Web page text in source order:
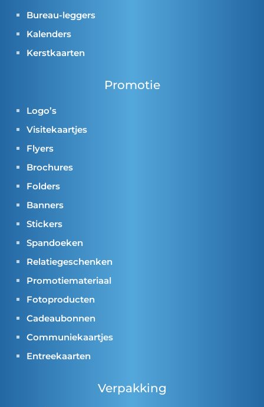
Bureau-leggers
Kalenders
Kerstkaarten
Promotie
Logo’s
Visitekaartjes
Flyers
Brochures
Folders
Banners
Stickers
Spandoeken
Relatiegeschenken
Promotiemateriaal
Fotoproducten
Cadeaubonnen
Communiekaartjes
Entreekaarten
Verpakking